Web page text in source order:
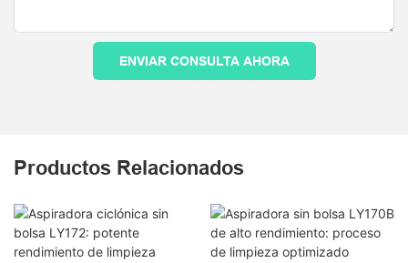
ENVIAR CONSULTA AHORA
Productos Relacionados